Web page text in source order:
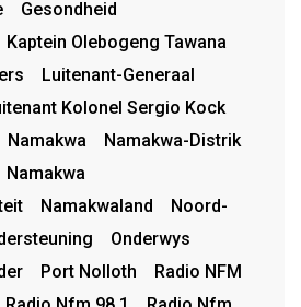
Gesondheid
Kaptein Olebogeng Tawana
Luitenant-Generaal
Kolonel Sergio Kock
Namakwa
Namakwa-Distrik
Namakwa
Namakwaland
Noord-
Onderwys
Port Nolloth
Radio NFM